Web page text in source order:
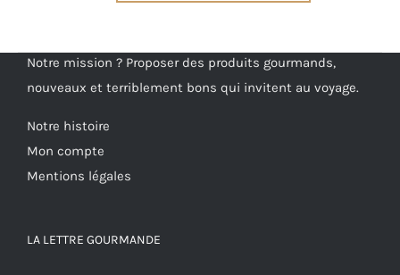
Notre mission ? Proposer des produits gourmands,
nouveaux et terriblement bons qui invitent au voyage.
Notre histoire
Mon compte
Mentions légales
LA LETTRE GOURMANDE